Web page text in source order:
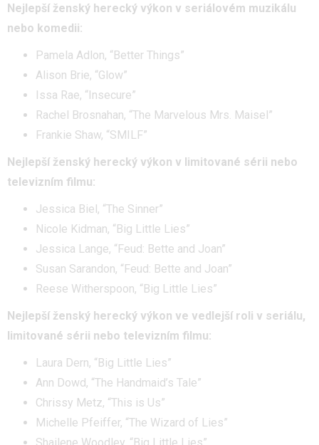
Nejlepší ženský herecký výkon v seriálovém muzikálu
nebo komedii:
Pamela Adlon, “Better Things”
Alison Brie, “Glow”
Issa Rae, “Insecure”
Rachel Brosnahan, “The Marvelous Mrs. Maisel”
Frankie Shaw, “SMILF”
Nejlepší ženský herecký výkon v limitované sérii nebo
televizním filmu:
Jessica Biel, “The Sinner”
Nicole Kidman, “Big Little Lies”
Jessica Lange, “Feud: Bette and Joan”
Susan Sarandon, “Feud: Bette and Joan”
Reese Witherspoon, “Big Little Lies”
Nejlepší ženský herecký výkon ve vedlejší roli v seriálu,
limitované sérii nebo televizním filmu:
Laura Dern, “Big Little Lies”
Ann Dowd, “The Handmaid’s Tale”
Chrissy Metz, “This is Us”
Michelle Pfeiffer, “The Wizard of Lies”